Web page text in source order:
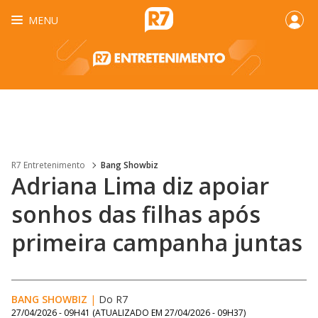
MENU
R7 Entretenimento Bang Showbiz
Adriana Lima diz apoiar
sonhos das filhas após
primeira campanha juntas
BANG SHOWBIZ | Do R7
27/04/2026 - 09H41 (ATUALIZADO EM 27/04/2026 - 09H37)